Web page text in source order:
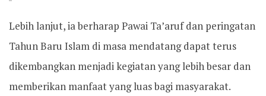
Lebih lanjut, ia berharap Pawai Ta’aruf dan peringatan
Tahun Baru Islam di masa mendatang dapat terus
dikembangkan menjadi kegiatan yang lebih besar dan
memberikan manfaat yang luas bagi masyarakat.